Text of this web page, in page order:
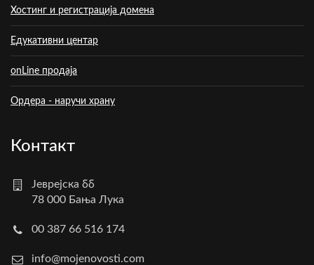
Хостинг и регистрација домена
Едукативни центар
onLine продаја
Ордера - наручи храну
Контакт
Јеврејска бб
78 000 Бања Лука
00 387 66 516 174
info@mojenovosti.com